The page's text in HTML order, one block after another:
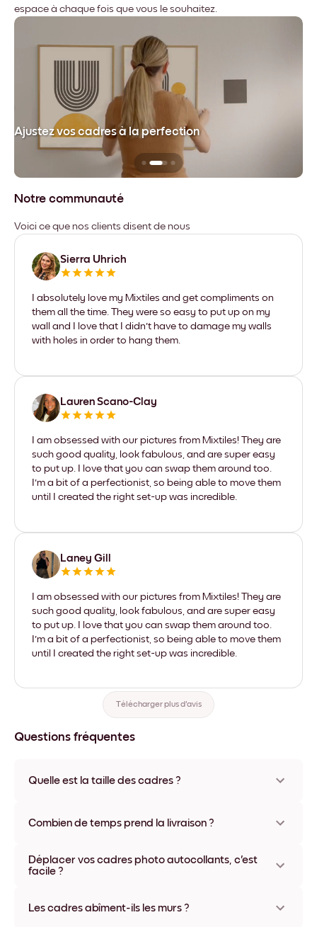
espace à chaque fois que vous le souhaitez.
Ajustez vos cadres à la perfection
Notre communauté
Voici ce que nos clients disent de nous
Sierra Uhrich
I absolutely love my Mixtiles and get compliments on
them all the time. They were so easy to put up on my
wall and I love that I didn't have to damage my walls
with holes in order to hang them.
Lauren Scano-Clay
I am obsessed with our pictures from Mixtiles! They are
such good quality, look fabulous, and are super easy
to put up. I love that you can swap them around too.
I'm a bit of a perfectionist, so being able to move them
until I created the right set-up was incredible.
Laney Gill
I am obsessed with our pictures from Mixtiles! They are
such good quality, look fabulous, and are super easy
to put up. I love that you can swap them around too.
I'm a bit of a perfectionist, so being able to move them
until I created the right set-up was incredible.
Télécharger plus d'avis
Questions fréquentes
Quelle est la taille des cadres ?
Plusieurs matériaux et coloris disponibles, y compris sans
Combien de temps prend la livraison ?
généralement une semaine. Livraison express possible dans
certains pays. Un numéro de suivi accompagne chaque
Déplacer vos cadres photo autocollants, c'est
facile ?
l'infini, sans abîmer vos murs.
Les cadres abîment-ils les murs ?